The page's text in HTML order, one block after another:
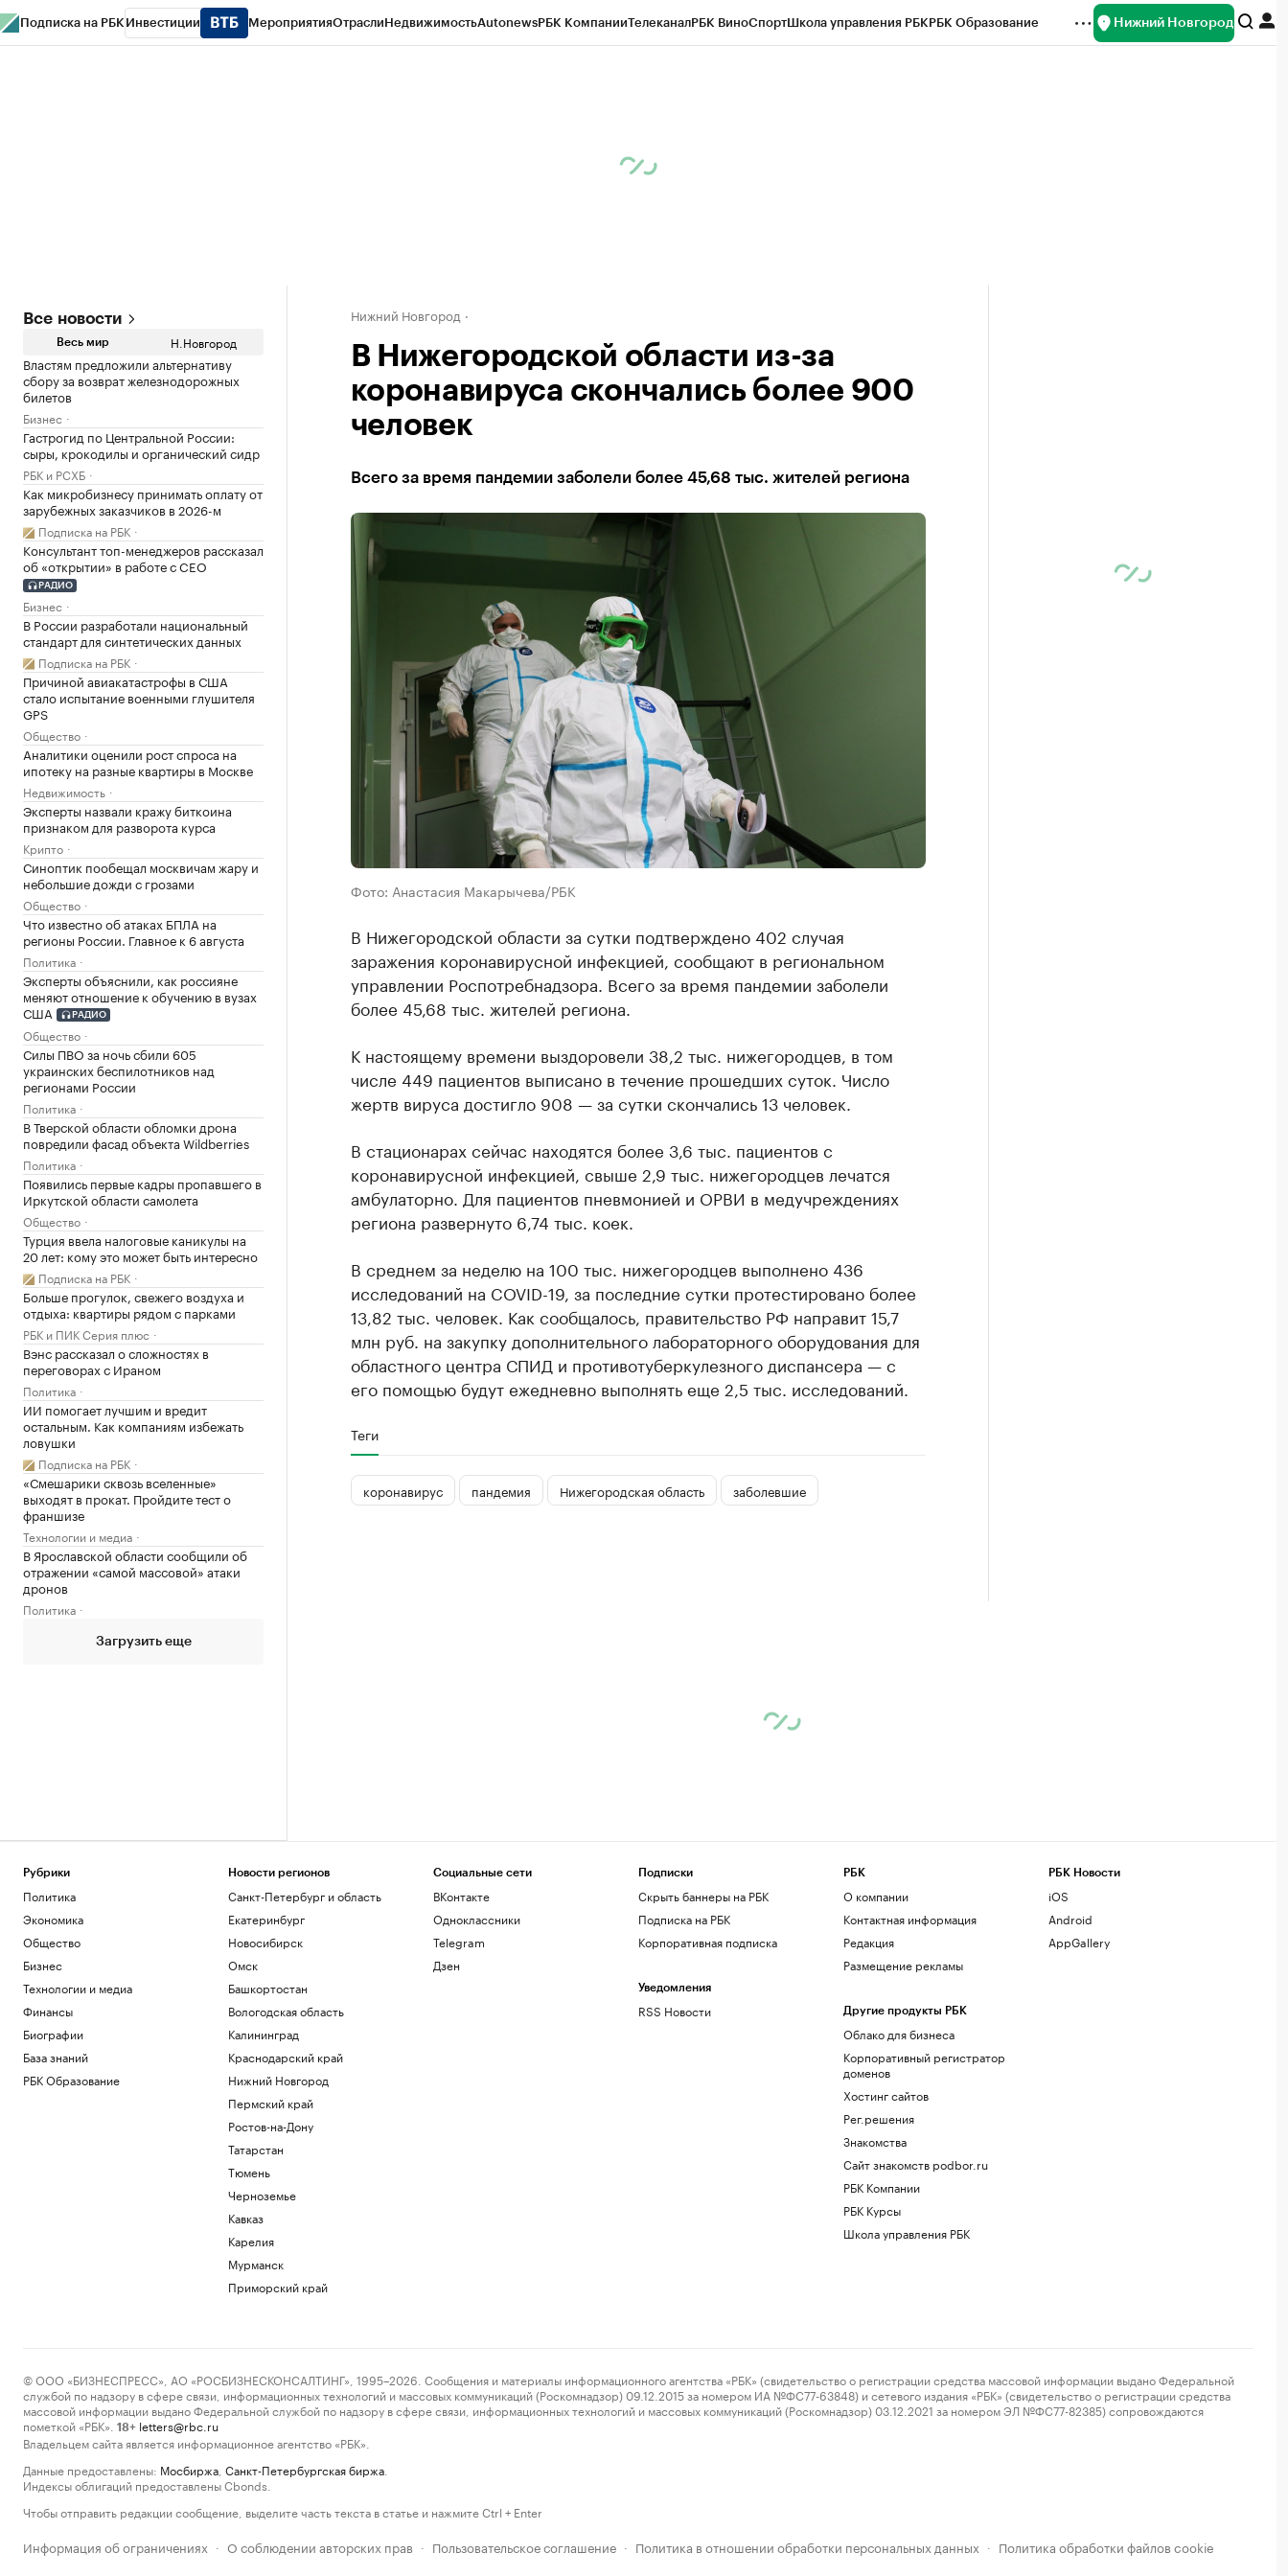
Подписка на РБК Инвестиции МероприятияОтраслиНедвижимостьAutonewsРБК КомпанииТелеканалРБК ВиноСпортШкола управления РБКРБК Образование Нижний Новгород
Все новости
Весь мир Н.Новгород
Властям предложили альтернативу
сбору за возврат железнодорожных
билетов
Бизнес
Гастрогид по Центральной России:
сыры, крокодилы и органический сидр
РБК и РСХБ
Как микробизнесу принимать оплату от
зарубежных заказчиков в 2026-м
Подписка на РБК
Консультант топ-менеджеров рассказал
об «открытии» в работе с CEO
РАДИО
Бизнес
В России разработали национальный
стандарт для синтетических данных
Подписка на РБК
Причиной авиакатастрофы в США
стало испытание военными глушителя
GPS
Общество
Аналитики оценили рост спроса на
ипотеку на разные квартиры в Москве
Недвижимость
Эксперты назвали кражу биткоина
признаком для разворота курса
Крипто
Синоптик пообещал москвичам жару и
небольшие дожди с грозами
Общество
Что известно об атаках БПЛА на
регионы России. Главное к 6 августа
Политика
Эксперты объяснили, как россияне
меняют отношение к обучению в вузах
США
РАДИО
Общество
Силы ПВО за ночь сбили 605
украинских беспилотников над
регионами России
Политика
В Тверской области обломки дрона
повредили фасад объекта Wildberries
Политика
Появились первые кадры пропавшего в
Иркутской области самолета
Общество
Турция ввела налоговые каникулы на
20 лет: кому это может быть интересно
Подписка на РБК
Больше прогулок, свежего воздуха и
отдыха: квартиры рядом с парками
РБК и ПИК Серия плюс
Вэнс рассказал о сложностях в
переговорах с Ираном
Политика
ИИ помогает лучшим и вредит
остальным. Как компаниям избежать
ловушки
Подписка на РБК
«Смешарики сквозь вселенные»
выходят в прокат. Пройдите тест о
франшизе
Технологии и медиа
В Ярославской области сообщили об
отражении «самой массовой» атаки
дронов
Политика
Загрузить еще
Нижний Новгород
В Нижегородской области из-за
коронавируса скончались более 900
человек
Всего за время пандемии заболели более 45,68 тыс. жителей региона
Фото: Анастасия Макарычева/РБК
В Нижегородской области за сутки подтверждено 402 случая
заражения коронавирусной инфекцией, сообщают в региональном
управлении Роспотребнадзора. Всего за время пандемии заболели
более 45,68 тыс. жителей региона.
К настоящему времени выздоровели 38,2 тыс. нижегородцев, в том
числе 449 пациентов выписано в течение прошедших суток. Число
жертв вируса достигло 908 — за сутки скончались 13 человек.
В стационарах сейчас находятся более 3,6 тыс. пациентов с
коронавирусной инфекцией, свыше 2,9 тыс. нижегородцев лечатся
амбулаторно. Для пациентов пневмонией и ОРВИ в медучреждениях
региона развернуто 6,74 тыс. коек.
В среднем за неделю на 100 тыс. нижегородцев выполнено 436
исследований на COVID-19, за последние сутки протестировано более
13,82 тыс. человек. Как сообщалось, правительство РФ направит 15,7
млн руб. на закупку дополнительного лабораторного оборудования для
областного центра СПИД и противотуберкулезного диспансера — с
его помощью будут ежедневно выполнять еще 2,5 тыс. исследований.
Теги
коронавирус пандемия Нижегородская область заболевшие
Рубрики
Политика
Экономика
Общество
Бизнес
Технологии и медиа
Финансы
Биографии
База знаний
РБК Образование
Новости регионов
Санкт-Петербург и область
Екатеринбург
Новосибирск
Омск
Башкортостан
Вологодская область
Калининград
Краснодарский край
Нижний Новгород
Пермский край
Ростов-на-Дону
Татарстан
Тюмень
Черноземье
Кавказ
Карелия
Мурманск
Приморский край
Социальные сети
ВКонтакте
Одноклассники
Telegram
Дзен
Подписки
Скрыть баннеры на РБК
Подписка на РБК
Корпоративная подписка
Уведомления
RSS Новости
РБК
О компании
Контактная информация
Редакция
Размещение рекламы
Другие продукты РБК
Облако для бизнеса
Корпоративный регистратор
доменов
Хостинг сайтов
Рег.решения
Знакомства
Сайт знакомств podbor.ru
РБК Компании
РБК Курсы
Школа управления РБК
РБК Новости
iOS
Android
AppGallery
© ООО «БИЗНЕСПРЕСС», АО «РОСБИЗНЕСКОНСАЛТИНГ», 1995–2026. Сообщения и материалы информационного агентства «РБК» (свидетельство о регистрации средства массовой информации выдано Федеральной
службой по надзору в сфере связи, информационных технологий и массовых коммуникаций (Роскомнадзор) 09.12.2015 за номером ИА №ФС77-63848) и сетевого издания «РБК» (свидетельство о регистрации средства
массовой информации выдано Федеральной службой по надзору в сфере связи, информационных технологий и массовых коммуникаций (Роскомнадзор) 03.12.2021 за номером ЭЛ №ФС77-82385) сопровождаются
пометкой «РБК».
18+ letters@rbc.ru
Владельцем сайта является информационное агентство «РБК».
Данные предоставлены: Мосбиржа Санкт-Петербургская биржа
Индексы облигаций предоставлены Cbonds.
Чтобы отправить редакции сообщение, выделите часть текста в статье и нажмите Ctrl + Enter
Информация об ограничениях · О соблюдении авторских прав · Пользовательское соглашение · Политика в отношении обработки персональных данных · Политика обработки файлов cookie